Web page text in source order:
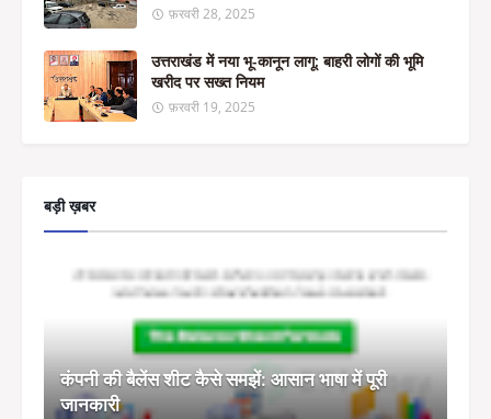
फ़रवरी 28, 2025
उत्तराखंड में नया भू-कानून लागू: बाहरी लोगों की भूमि
खरीद पर सख्त नियम
फ़रवरी 19, 2025
बड़ी ख़बर
कंपनी की बैलेंस शीट कैसे समझें: आसान भाषा में पूरी
जानकारी